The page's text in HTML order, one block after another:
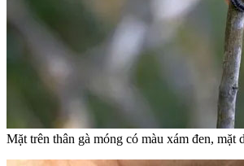
Mặt trên thân gà móng có màu xám đen, mặt